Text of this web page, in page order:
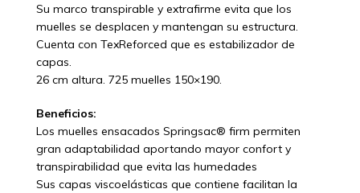
Su marco transpirable y extrafirme evita que los
muelles se desplacen y mantengan su estructura.
Cuenta con TexReforced que es estabilizador de
capas.
26 cm altura. 725 muelles 150×190.
Beneficios:
Los muelles ensacados Springsac® firm permiten
gran adaptabilidad aportando mayor confort y
transpirabilidad que evita las humedades
Sus capas viscoelásticas que contiene facilitan la